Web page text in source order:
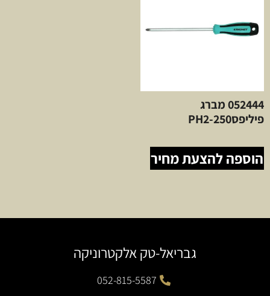
052444 מברג
פיליפסPH2-250
הוספה להצעת מחיר
גבריאל-טק אלקטרוניקה
052-815-5587